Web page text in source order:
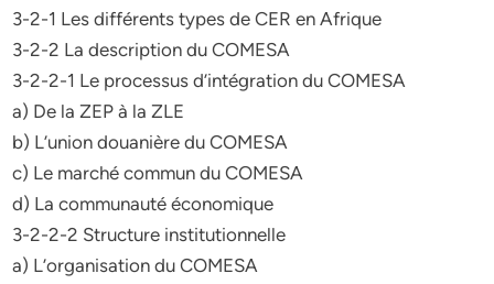
3-2-1 Les différents types de CER en Afrique
3-2-2 La description du COMESA
3-2-2-1 Le processus d’intégration du COMESA
a) De la ZEP à la ZLE
b) L’union douanière du COMESA
c) Le marché commun du COMESA
d) La communauté économique
3-2-2-2 Structure institutionnelle
a) L’organisation du COMESA